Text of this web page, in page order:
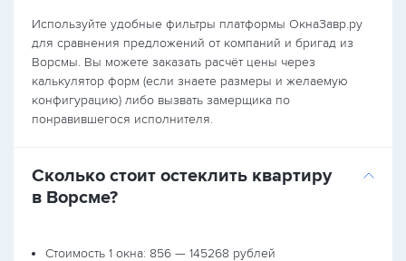
Используйте удобные фильтры платформы ОкнаЗавр.ру
для сравнения предложений от компаний и бригад из
Ворсмы. Вы можете заказать расчёт цены через
калькулятор форм (если знаете размеры и желаемую
конфигурацию) либо вызвать замерщика по
понравившегося исполнителя.
Сколько стоит остеклить квартиру
в Ворсме?
Стоимость 1 окна: 856 — 145268 рублей